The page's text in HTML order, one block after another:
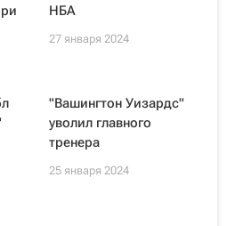
НБА
27 января 2024
"Вашингтон Уизардс"
уволил главного
тренера
25 января 2024